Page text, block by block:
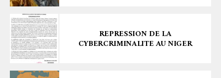
REPRESSION DE LA
CYBERCRIMINALITE AU NIGER